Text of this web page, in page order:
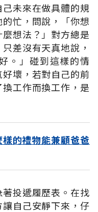
未來在做具體的規
忙，問說，「你想
想法？」對方總是
差沒有天真地說，
。」碰到這樣的情
壞，若對自己的前
工作而換工作，是
的禮物能兼顧爸爸
投遞履歷表。在找
自己安靜下來，仔